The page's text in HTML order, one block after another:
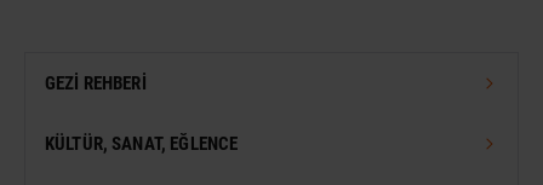
GEZI REHBERI
TÜRKIYE GEZI REHBERI
KÜLTÜR, SANAT, EĞLENCE